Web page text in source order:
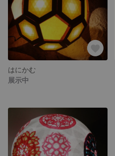
はにかむ
展示中